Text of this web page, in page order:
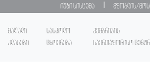
იუჯი სისტემა მშობლის/
მაღალი
კლასები
სასკოლო
ცხოვრება
კემბრიჯის
საერთაშორისო